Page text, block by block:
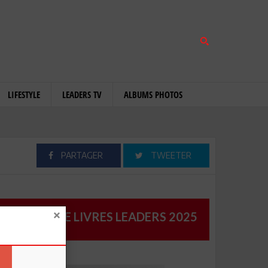
LIFESTYLE LEADERS TV ALBUMS PHOTOS
PARTAGER TWEETER
CATALOGUE LIVRES LEADERS 2025